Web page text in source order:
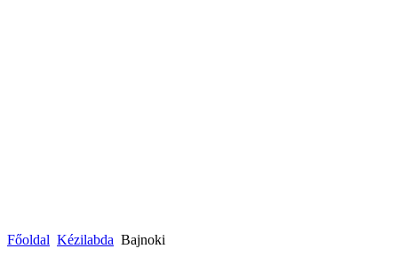
Főoldal Kézilabda Bajnoki